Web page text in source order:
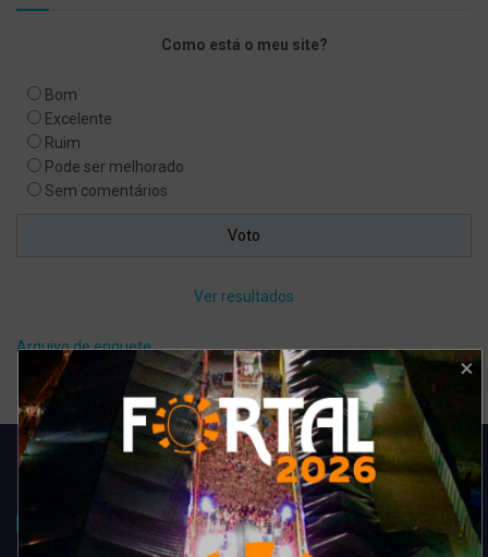
Como está o meu site?
Bom
Excelente
Ruim
Pode ser melhorado
Sem comentários
Ver resultados
Arquivo de enquete